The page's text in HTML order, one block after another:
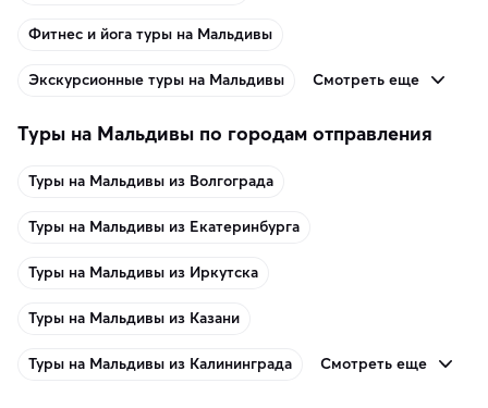
Фитнес и йога туры на Мальдивы
Экскурсионные туры на Мальдивы Смотреть еще
Туры на Мальдивы по городам отправления
Туры на Мальдивы из Волгограда
Туры на Мальдивы из Екатеринбурга
Туры на Мальдивы из Иркутска
Туры на Мальдивы из Казани
Туры на Мальдивы из Калининграда Смотреть еще